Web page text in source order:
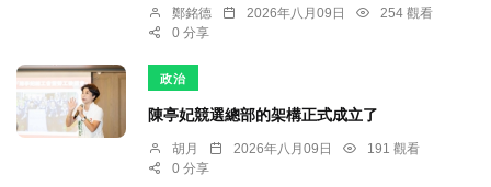
鄭銘德 2026年八月09日
254 觀看
0 分享
政治
陳亭妃競選總部的架構正式成立了
胡月 2026年八月09日
191 觀看
0 分享